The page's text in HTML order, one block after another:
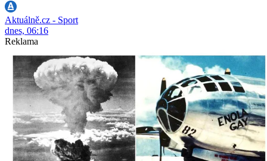
Aktuálně.cz - Sport
dnes, 06:16
Reklama